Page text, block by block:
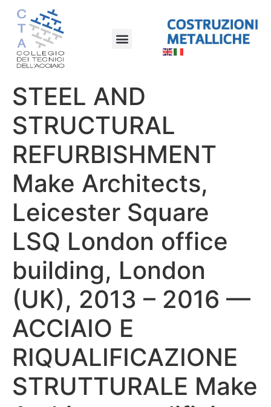
STEEL AND
STRUCTURAL
REFURBISHMENT
Make Architects,
Leicester Square
LSQ London office
building, London
(UK), 2013 – 2016 —
ACCIAIO E
RIQUALIFICAZIONE
STRUTTURALE Make